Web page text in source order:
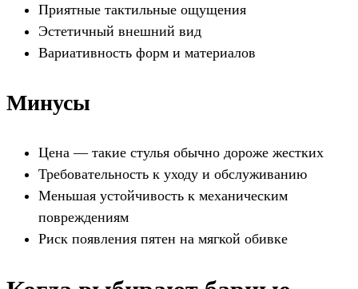
Приятные тактильные ощущения
Эстетичный внешний вид
Вариативность форм и материалов
Минусы
Цена — такие стулья обычно дороже жестких
Требовательность к уходу и обслуживанию
Меньшая устойчивость к механическим
повреждениям
Риск появления пятен на мягкой обивке